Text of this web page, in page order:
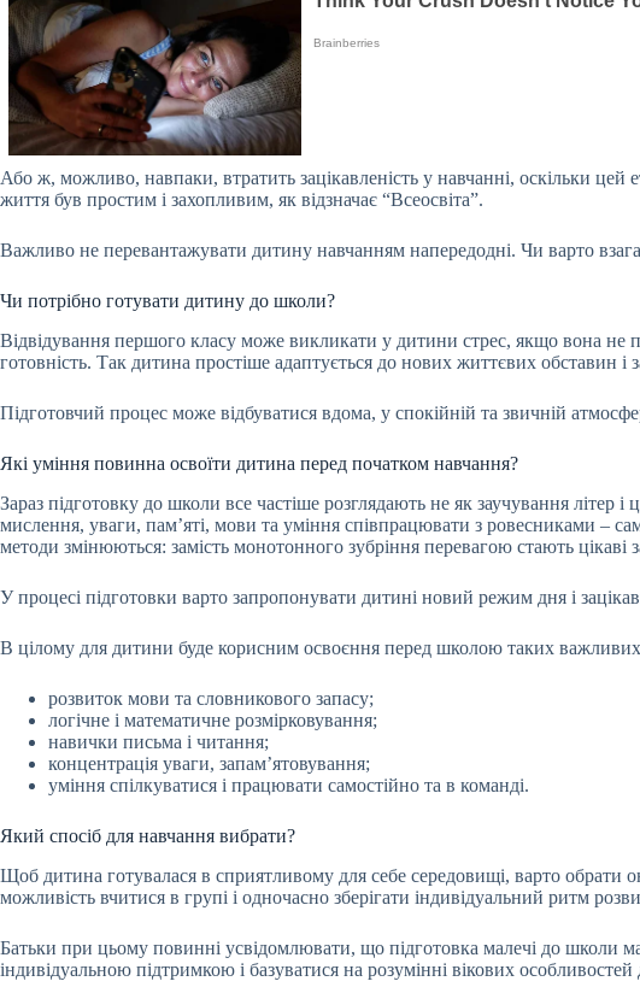
Або ж, можливо, навпаки, втратить зацікавленість у навчанні, оскільки
життя був простим і захопливим, як відзначає “Всеосвіта”.
Важливо не перевантажувати дитину навчанням напередодні. Чи варто
Чи потрібно готувати дитину до школи?
Відвідування першого класу може викликати у дитини стрес, якщо вона не
готовність. Так дитина простіше адаптується до нових життєвих обставин і
Підготовчий процес може відбуватися вдома, у спокійній та звичній
Які уміння повинна освоїти дитина перед початком навчання?
Зараз підготовку до школи все частіше розглядають не як заучування
мислення, уваги, пам’яті, мови та уміння співпрацювати з ровесниками –
методи змінюються: замість монотонного зубріння перевагою стають цікаві
У процесі підготовки варто запропонувати дитині новий режим дня і
В цілому для дитини буде корисним освоєння перед школою таких
розвиток мови та словникового запасу;
логічне і математичне розмірковування;
навички письма і читання;
концентрація уваги, запам’ятовування;
уміння спілкуватися і працювати самостійно та в команді.
Який спосіб для навчання вибрати?
Щоб дитина готувалася в сприятливому для себе середовищі, варто обрати
можливість вчитися в групі і одночасно зберігати індивідуальний ритм
Батьки при цьому повинні усвідомлювати, що підготовка малечі до школи
індивідуальною підтримкою і базуватися на розумінні вікових